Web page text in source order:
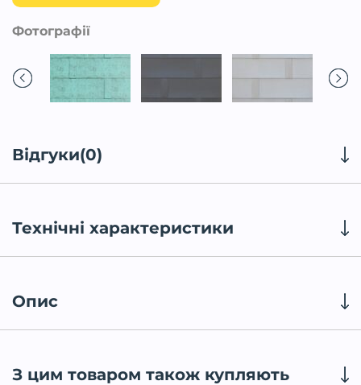
Фотографії
Відгуки(0)
Технічні характеристики
Опис
З цим товаром також купляють